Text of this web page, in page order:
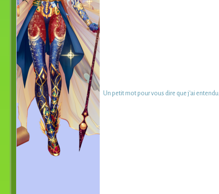
Un petit mot pour vous dire que j'ai